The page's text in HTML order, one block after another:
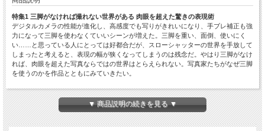
特集1 三脚がなければ撮れない世界がある 肉眼を超えた驚きの表現術
デジタルカメラの性能が進化し、高感度でも写りがきれいになり、手ブレ補正も強
力になって三脚を使わなくていいシーンが増えた。三脚を重い、面倒、使いにく
い……と思っている人にとっては好都合だが、スローシャッターの世界を手放して
しまったと考えると、表現の幅が狭くなってしまうのは残念だ。やはり三脚がなけ
れば、肉眼を超えた写真ならではの世界はとらえられない。写真家たちがなぜ三脚
を使うのかを作品とともにみていきたい。
特集2 ドラマはどこにある!? 7人の写真家が「物語」を引き出す
写真に物語を感じる、とはよく選評で審査員が語ることばですが、写真家はどう物
語を写真に宿しているのでしょうか。今回も7人の写真家が、自身の写真観をもと
に作品で語ります。
▼ 商品説明の続きを見る ▼